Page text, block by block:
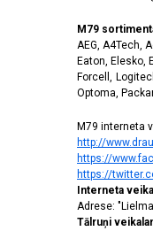
M79
AEG, A4Tech,
Eaton, Elesko,
Forcell,
Optoma,
M79 interneta
http://
https://
https://
Interneta
Adrese:
Tālruņi